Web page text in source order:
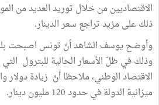
الاقتصاديين من خلال توريد العديد من
ذلك على مزيد تراجع سعر الدينار.
وأوضح يوسف الشاهد أنّ تونس اصبحت
وذلك في ظلّ الأسعار الحالية للبترول
الاقتصاد الوطني، ملاحظا أنّ زيادة
ميزانية الدولة في حدود 120 مليون دينار.